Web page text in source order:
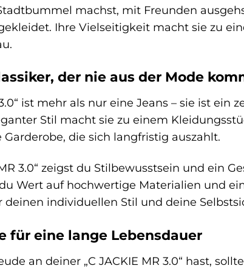
machst, mit Freunden
Ihre Vielseitigkeit macht sie zu
der nie aus der Mode
3.0“ ist mehr als nur eine Jeans – sie ist
Stil macht sie zu einem
die sich langfristig auszahlt.
3.0“ zeigst du Stilbewusstsein und ein
Wert auf hochwertige Materialien und
deinen individuellen Stil und deine
für eine lange Lebensdauer
an deiner „C JACKIE MR 3.0“ hast,